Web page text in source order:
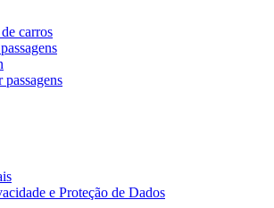
carros
passagens
e Proteção de Dados